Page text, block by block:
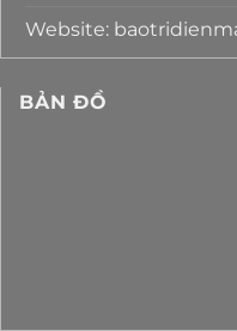
Website:
BẢN ĐỒ